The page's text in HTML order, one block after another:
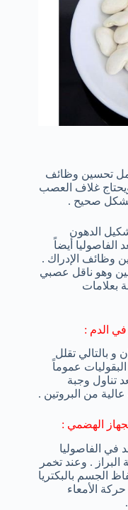
تحسين وظائف
ويحتاج غلاف العصب
بشكل صحيح .
الدهون
الفاصوليا أيضاً
وظائف الإدراك .
وهو ناقل عصبي
بعلامات
في الدم :
و بالتالي تقلل
عموماً
تناول وجبة
من البروتين .
الهضمي :
في الفاصوليا
. وعند تخمر
الجسم بالبكتريا
الأمعاء